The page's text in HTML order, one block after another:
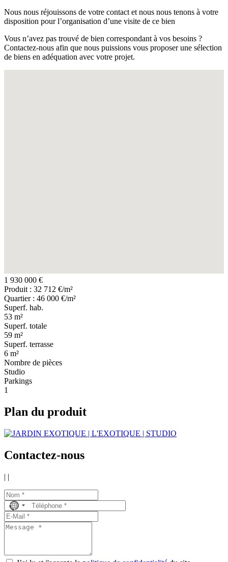
Nous nous réjouissons de votre contact et nous nous tenons à votre
disposition pour l’organisation d’une visite de ce bien
Vous n’avez pas trouvé de bien correspondant à vos besoins ?
Contactez-nous afin que nous puissions vous proposer une sélection
de biens en adéquation avec votre projet.
1 930 000 €
Produit : 32 712 €/m²
Quartier : 46 000 €/m²
Superf. hab.
53 m²
Superf. totale
59 m²
Superf. terrasse
6 m²
Nombre de pièces
Studio
Parkings
1
Plan du produit
Contactez-nous
| |
No
country
selected